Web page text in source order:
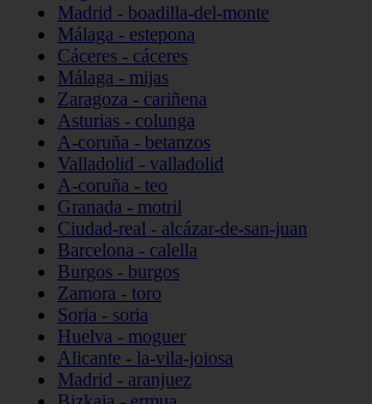
Madrid - boadilla-del-monte
Málaga - estepona
Cáceres - cáceres
Málaga - mijas
Zaragoza - cariñena
Asturias - colunga
A-coruña - betanzos
Valladolid - valladolid
A-coruña - teo
Granada - motril
Ciudad-real - alcázar-de-san-juan
Barcelona - calella
Burgos - burgos
Zamora - toro
Soria - soria
Huelva - moguer
Alicante - la-vila-joiosa
Madrid - aranjuez